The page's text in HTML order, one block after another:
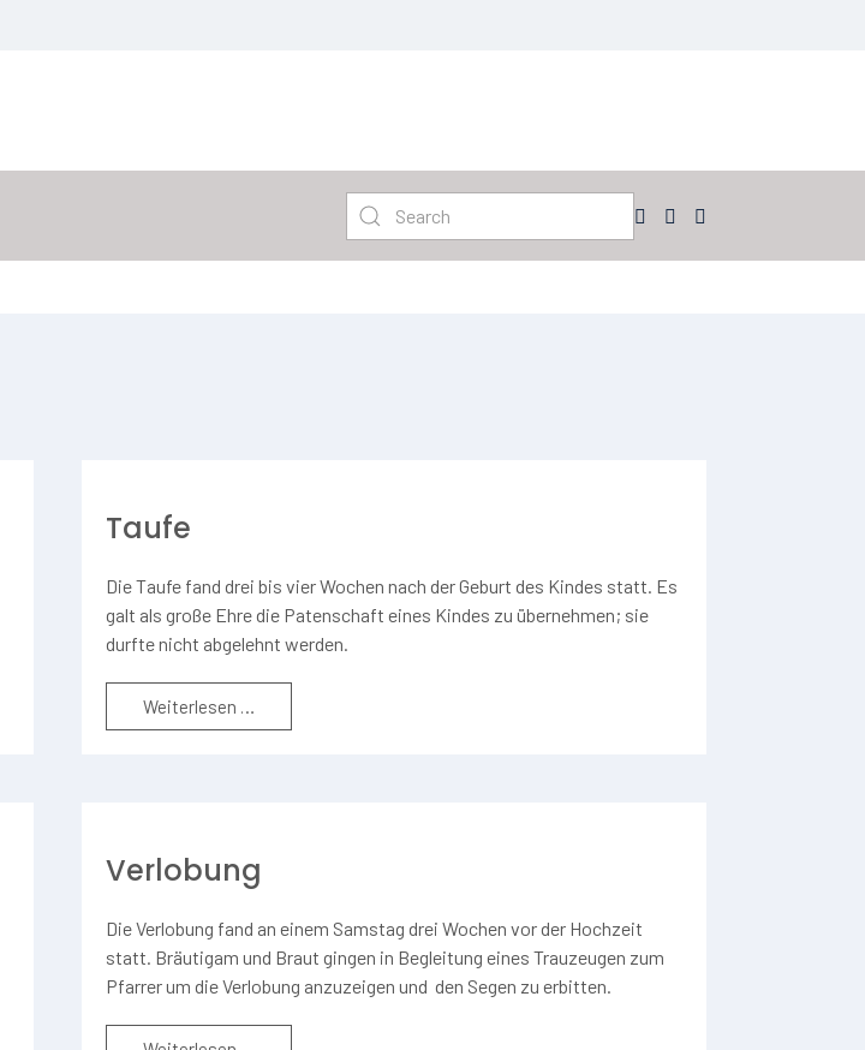
Taufe
Die Taufe fand drei bis vier Wochen nach der Geburt des Kindes statt. Es
galt als große Ehre die Patenschaft eines Kindes zu übernehmen; sie
durfte nicht abgelehnt werden.
Weiterlesen …
Verlobung
Die Verlobung fand an einem Samstag drei Wochen vor der Hochzeit
statt. Bräutigam und Braut gingen in Begleitung eines Trauzeugen zum
Pfarrer um die Verlobung anzuzeigen und den Segen zu erbitten.